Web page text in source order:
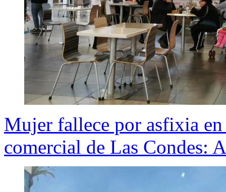
Mujer fallece por asfixia
comercial de Las Condes: